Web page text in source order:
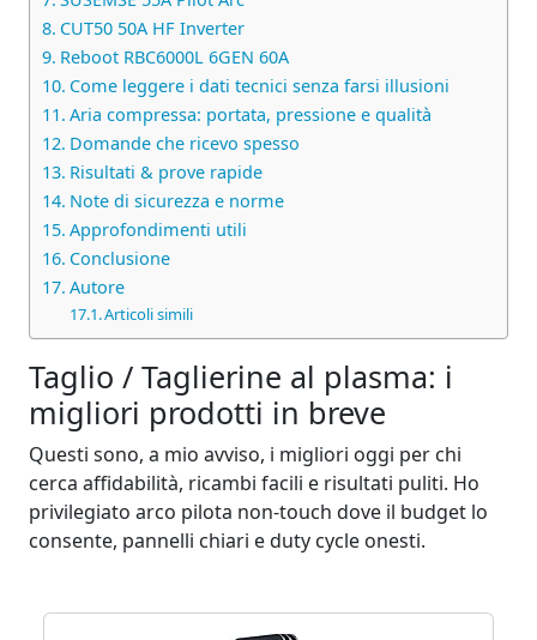
CUT50 50A HF Inverter
Reboot RBC6000L 6GEN 60A
Come leggere i dati tecnici senza farsi illusioni
Aria compressa: portata, pressione e qualità
Domande che ricevo spesso
Risultati & prove rapide
Note di sicurezza e norme
Approfondimenti utili
Conclusione
Autore
Articoli simili
Taglio / Taglierine al plasma: i
migliori prodotti in breve
Questi sono, a mio avviso, i migliori oggi per chi
cerca affidabilità, ricambi facili e risultati puliti. Ho
privilegiato arco pilota non‑touch dove il budget lo
consente, pannelli chiari e duty cycle onesti.